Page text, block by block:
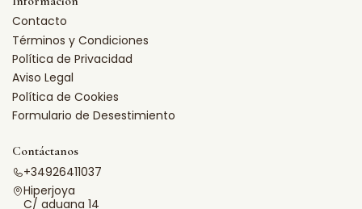
Contacto
Términos y Condiciones
Política de Privacidad
Aviso Legal
Política de Cookies
Formulario de Desestimiento
Contáctanos
+34926411037
Hiperjoya
C/ aduana 14